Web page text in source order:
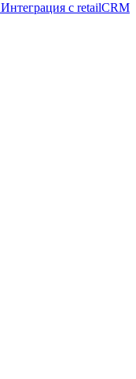
Интеграция с retailCRM